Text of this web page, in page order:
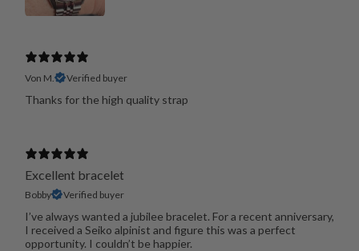
Von M. Verified buyer
Thanks for the high quality strap
Excellent bracelet
Bobby Verified buyer
I’ve always wanted a jubilee bracelet. For a recent anniversary,
I received a Seiko alpinist and figure this was a perfect
opportunity. I couldn’t be happier.